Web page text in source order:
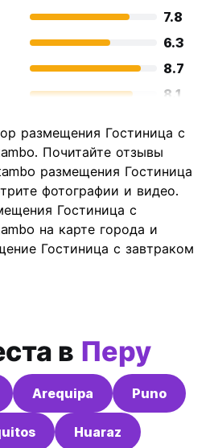
7.8
6.3
8.7
8.1
9.1
9.1
5.3
размещения Гостиница с
Почитайте отзывы
размещения Гостиница
фотографии и видео.
Гостиница с
на карте города и
Гостиница с завтраком
в Перу
Arequipa Puno
Huaraz